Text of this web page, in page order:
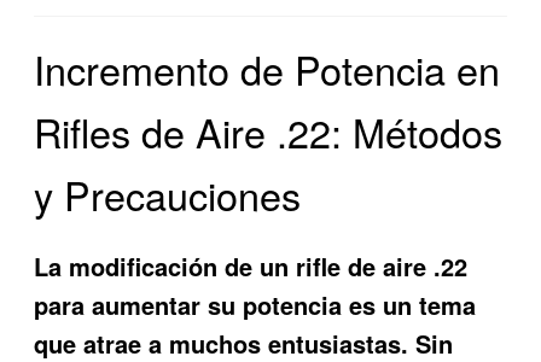
Incremento de Potencia en
Rifles de Aire .22: Métodos
y Precauciones
La modificación de un rifle de aire .22
para aumentar su potencia es un tema
que atrae a muchos entusiastas. Sin